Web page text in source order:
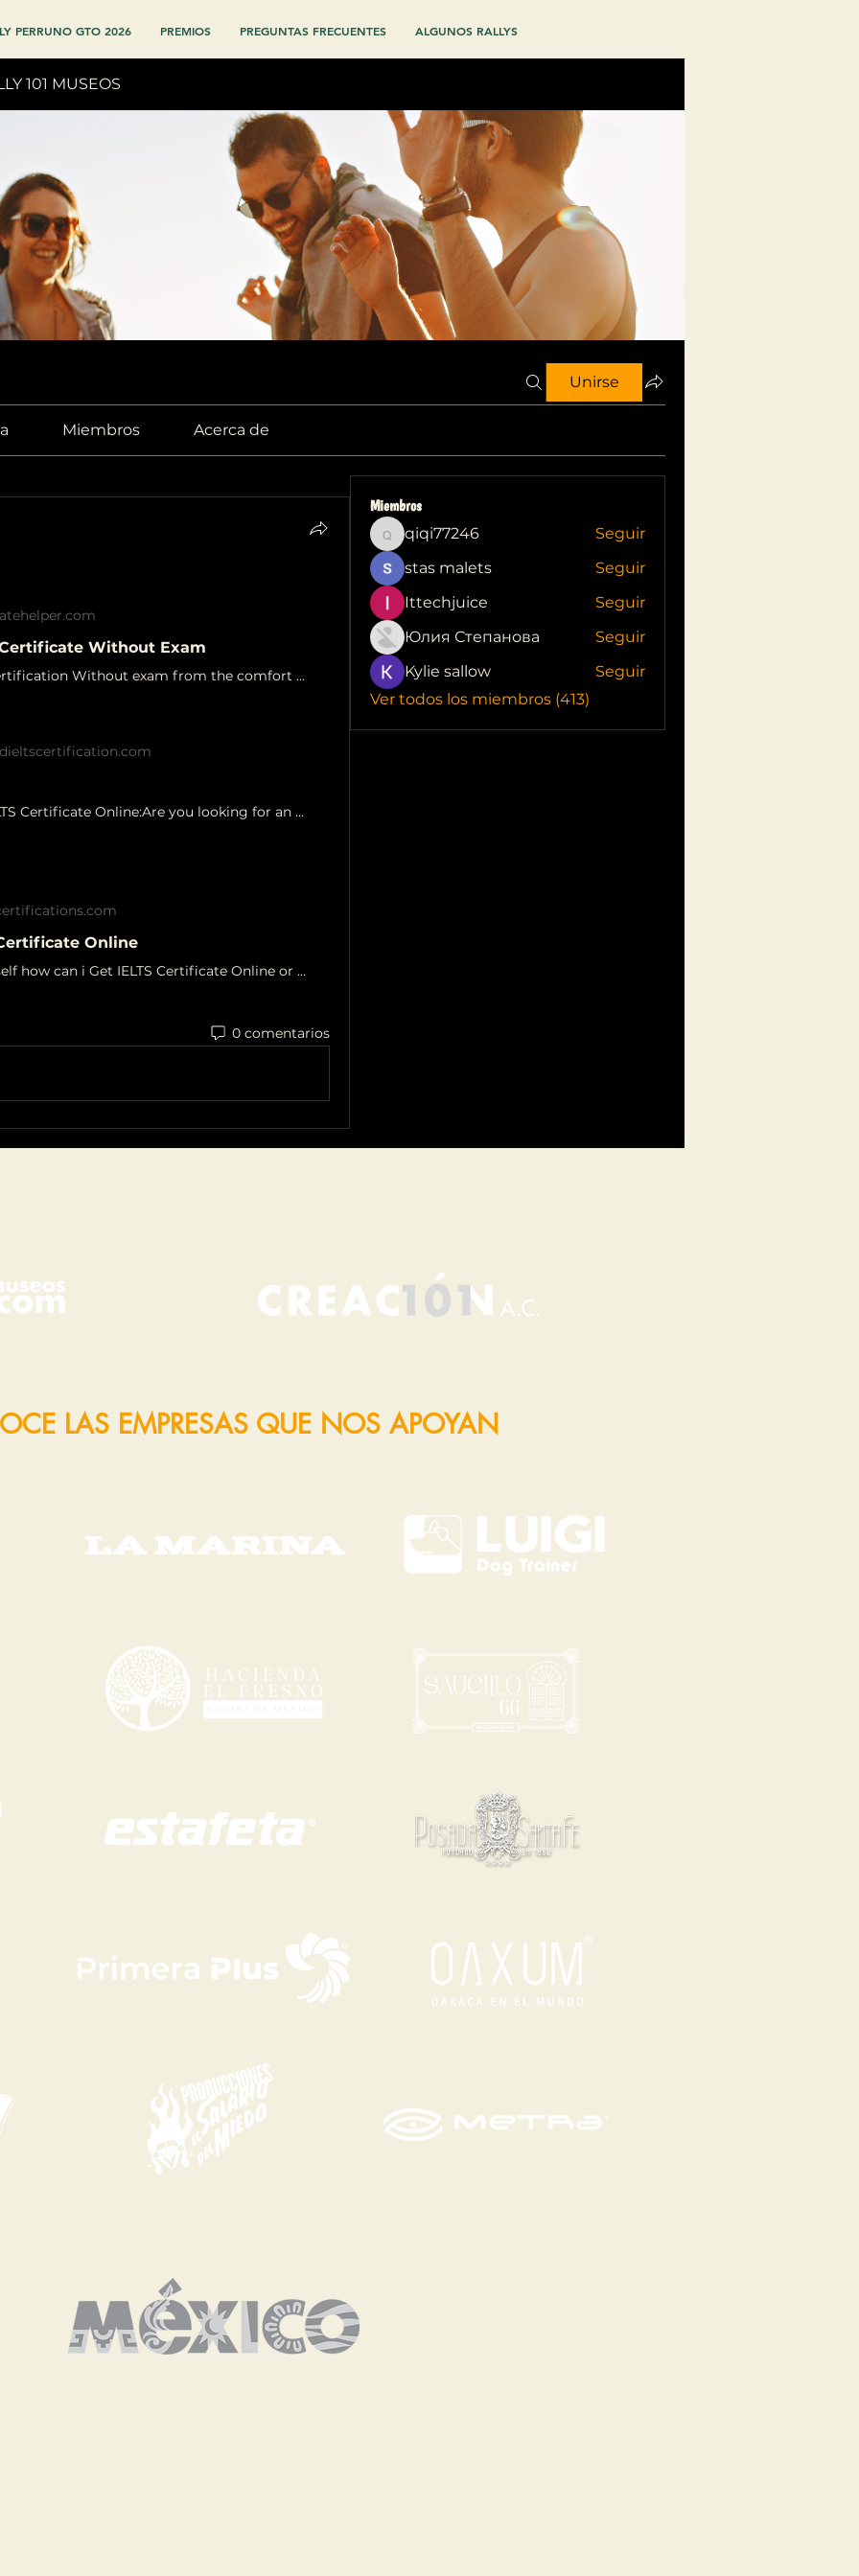
PERRUNO GTO 2026 PREMIOS PREGUNTAS FRECUENTES ALGUNOS RALLYS
101 MUSEOS
Unirse
Miembros Acerca de
Certificate Without Exam
Buy IELTS Certification Without exam from the comfort of your home How to verify a IELTS Certificate Modify IELTS Scores Buy Leaked IELTS.
Buy Valid IELTS Certificate Online:Are you looking for an easy way to get a valid IELTS certificate without taking the exam?
Online
Asking yourself how can i Get IELTS Certificate Online or how to get i Genuine IELTS Certificate without exam, Buy IELTS certificate.
0 comentarios
Miembros
qiqi77246
qiqi77246
Seguir
stas malets
Seguir
Ittechjuice
Seguir
Юлия Степанова
Seguir
Kylie sallow
Seguir
Ver todos los miembros (413)
LAS EMPRESAS QUE NOS APOYAN